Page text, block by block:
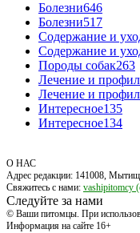
Болезни646
Болезни517
Содержание и
Содержание и
Породы собак263
Лечение и
Лечение и
Интересное135
Интересное134
О НАС
Адрес редакции: 141008,
Свяжитесь с нами: vashipitomcy
Следуйте за нами
© Ваши питомцы. При
Информация на сайте 16+